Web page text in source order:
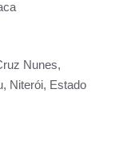
Nunes,
Niterói, Estado